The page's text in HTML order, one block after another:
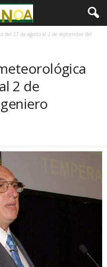
del 27 de agosto al 2 de septiembre del
2 de